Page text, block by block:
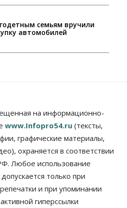
семьям вручили
автомобилей
в Новосибирской области
тротуары:
работы на
о погоде в Новосибирске
на информационно-
www.Infopro54.ru (тексты,
графические материалы,
охраняется в соответствии
Любое использование
только при
и при упоминании
гиперссылки